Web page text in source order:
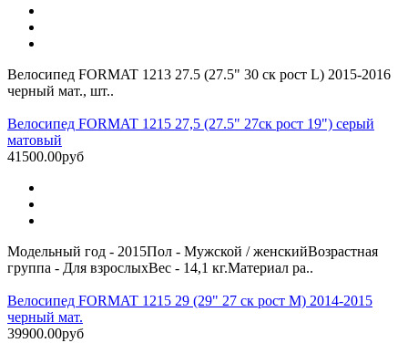
Велосипед FORMAT 1213 27.5 (27.5" 30 ск рост L) 2015-2016
черный мат., шт..
Велосипед FORMAT 1215 27,5 (27.5" 27ск рост 19") серый
матовый
41500.00руб
Модельный год - 2015Пол - Мужской / женскийВозрастная
группа - Для взрослыхВес - 14,1 кг.Материал ра..
Велосипед FORMAT 1215 29 (29" 27 ск рост M) 2014-2015
черный мат.
39900.00руб